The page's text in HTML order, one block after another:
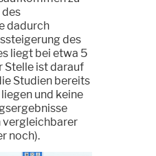
dadurch
des
liegt bei etwa 5
Stelle ist darauf
Studien bereits
und keine
vergleichbarer
noch).